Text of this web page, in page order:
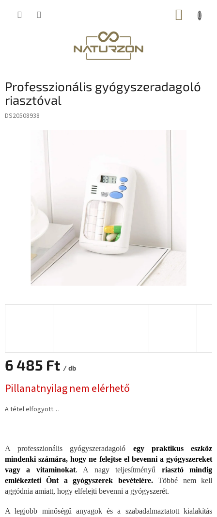
KOSÁR
Professzionális gyógyszeradagoló
riasztóval
DS20508938
6 485 Ft / db
Pillanatnyilag nem elérhető
A tétel elfogyott…
A professzionális gyógyszeradagoló egy praktikus eszköz
mindenki számára, hogy ne felejtse el bevenni a gyógyszereket
vagy a vitaminokat. A nagy teljesítményű riasztó mindig
emlékezteti Önt a gyógyszerek bevételére.Többé nem kell
aggódnia amiatt, hogy elfelejti bevenni a gyógyszerét.
A legjobb minőségű anyagok és a szabadalmaztatott kialakítás